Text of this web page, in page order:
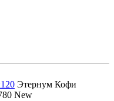
Этернум Кофи
New